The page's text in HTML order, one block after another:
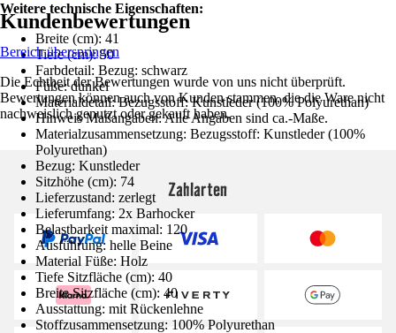
Weitere technische Eigenschaften:
Breite (cm): 41
Tiefe (cm): 50
Farbdetail: Bezug: schwarz
Füße: dunkel
Materialdetail: Bezugsstoff: Kunstleder (100% Polyurethan)
Hinweis Maßangaben: Alle Angaben sind ca.-Maße.
Materialzusammensetzung: Bezugsstoff: Kunstleder (100%
Polyurethan)
Bezug: Kunstleder
Sitzhöhe (cm): 74
Lieferzustand: zerlegt
Lieferumfang: 2x Barhocker
Belastbarkeit maximal: 120
Ausführung: helle Beine
Material Füße: Holz
Tiefe Sitzfläche (cm): 40
Breite Sitzfläche (cm): 40
Ausstattung: mit Rückenlehne
Stoffzusammensetzung: 100% Polyurethan
Kundenbewertungen
Bereich überspringen
Die Echtheit der Bewertungen wurde von uns nicht überprüft.
Bewertungen können auch von Kunden stammen, die die Ware nicht
nachweislich genutzt oder gekauft haben.
Zahlarten